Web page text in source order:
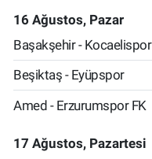
16 Ağustos, Pazar
Başakşehir - Kocaelispor
Beşiktaş - Eyüpspor
Amed - Erzurumspor FK
17 Ağustos, Pazartesi